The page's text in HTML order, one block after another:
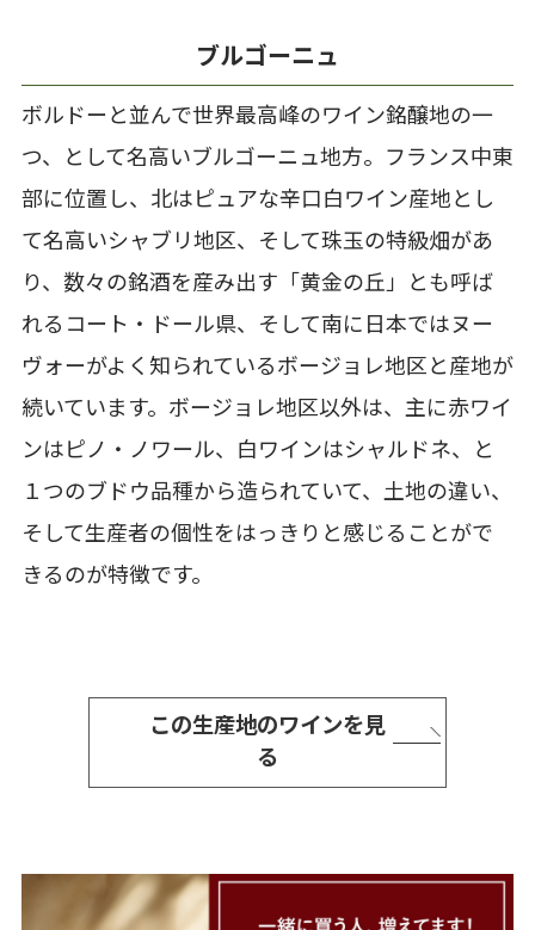
ブルゴーニュ
ボルドーと並んで世界最高峰のワイン銘醸地の一
つ、として名高いブルゴーニュ地方。フランス中東
部に位置し、北はピュアな辛口白ワイン産地とし
て名高いシャブリ地区、そして珠玉の特級畑があ
り、数々の銘酒を産み出す「黄金の丘」とも呼ば
れるコート・ドール県、そして南に日本ではヌー
ヴォーがよく知られているボージョレ地区と産地が
続いています。ボージョレ地区以外は、主に赤ワイ
ンはピノ・ノワール、白ワインはシャルドネ、と
１つのブドウ品種から造られていて、土地の違い、
そして生産者の個性をはっきりと感じることがで
きるのが特徴です。
この生産地のワインを見
る